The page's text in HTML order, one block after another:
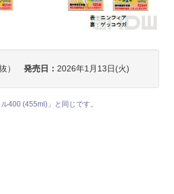
） 発売日： 2026年1月13日(火)
400 (455ml)」と同じです。